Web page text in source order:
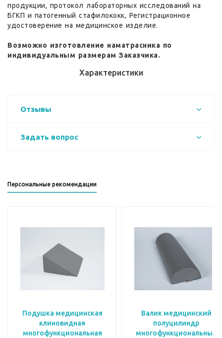
продукции, протокол лабораторных исследований на
БГКП и патогенный стафилококк, Регистрационное
удостоверение на медицинское изделие.
Возможно изготовление наматрасника по
индивидуальным размерам Заказчика.
Характеристики
Отзывы
Задать вопрос
Персональные рекомендации
Подушка медицинская
клиновидная
многофункциональная
Валик медицинский
полуцилиндр
многофункциональный